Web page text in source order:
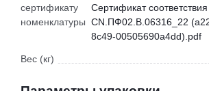
сертификату
номенклатуры
Сертификат
CN.ПФ02.В.06316_22
8c49-00505690a4dd).pdf
Вес (кг)